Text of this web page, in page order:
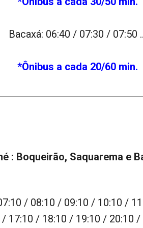
Bacaxá: 06:40 / 07:30 / 07:50
*Ônibus a cada 20/60 min.
: Boqueirão, Saquarema e
/ 08:10 / 09:10 / 10:10 /
17:10 / 18:10 / 19:10 / 20:10